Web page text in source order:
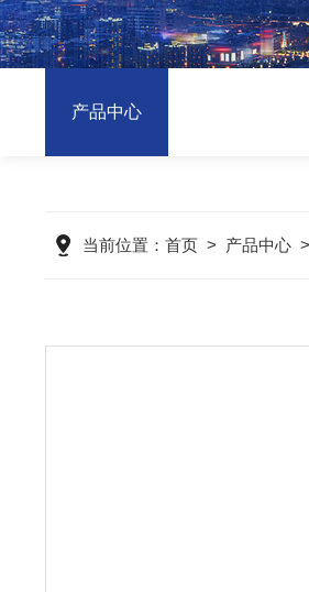
产品中心
当前位置： 首页> 产品中心